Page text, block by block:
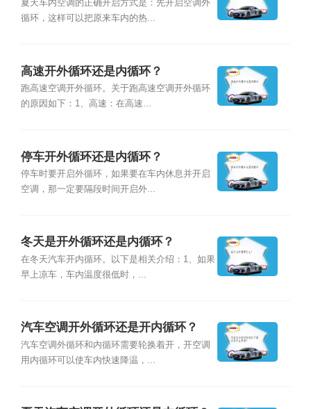
夏天车内空调的正确开启方式是：先开启空调外
循环，这样可以把原来车内的热...
高速开外循环还是内循环？
跑高速空调开外循环。关于跑高速空调开外循环
的原因如下：1、高速：在高速...
停车开外循环还是内循环？
停车时要开启外循环，如果要在车内休息并开启
空调，那一定要隔段时间开启外...
冬天是开外循环还是内循环？
在冬天汽车开内循环。以下是相关介绍：1、如果
早上凉车，车内温度很低时，...
汽车空调开外循环还是开内循环？
汽车空调外循环和内循环需要轮换着开，开空调
用内循环可以使车内快速降温，...